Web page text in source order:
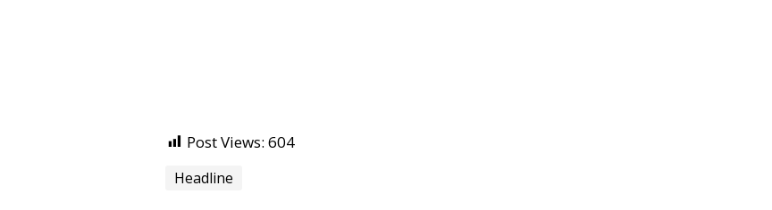
Post Views: 604
Headline